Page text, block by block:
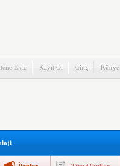
Ekle Kayıt Ol Giriş Künye